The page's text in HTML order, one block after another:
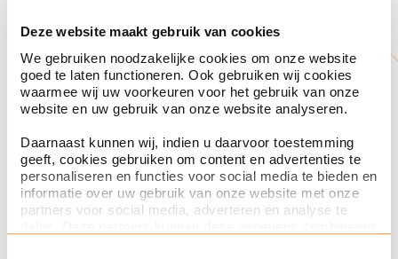
Deze website maakt gebruik van cookies
We gebruiken noodzakelijke cookies om onze website
goed te laten functioneren. Ook gebruiken wij cookies
waarmee wij uw voorkeuren voor het gebruik van onze
website en uw gebruik van onze website analyseren.
Daarnaast kunnen wij, indien u daarvoor toestemming
geeft, cookies gebruiken om content en advertenties te
personaliseren en functies voor social media te bieden en
informatie over uw gebruik van onze website met onze
partners voor social media, adverteren en analyse te
verkregen moet blijken dat het product
of de dienst aan die eisen voldoet. Het
is al duidelijk dat voor ieder type
gegevensuitwisseling een apart
certificaat nodig zal zijn, omdatper
uitwisseling een normwordt opgesteld.
Het is daarom belangrijk dat
zorgaanbieders en softwareleveranciers
zich hiervan bewust zijn.